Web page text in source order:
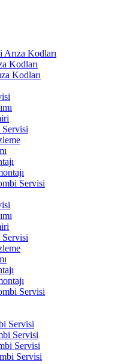
Kodları
Kodları
Kodları
Servisi
Servisi
Servisi
Servisi
Servisi
Servisi